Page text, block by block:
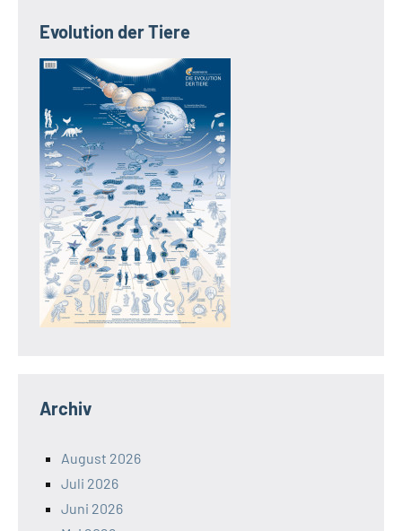
Evolution der Tiere
Archiv
August 2026
Juli 2026
Juni 2026